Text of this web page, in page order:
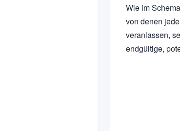
Wie im
von denen
veranlassen,
endgültige,